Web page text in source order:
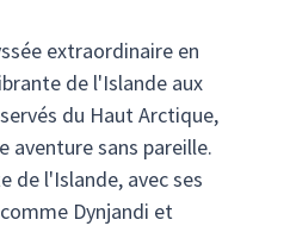
extraordinaire en
de l'Islande aux
du Haut Arctique,
aventure sans pareille.
de l'Islande, avec ses
Dynjandi et